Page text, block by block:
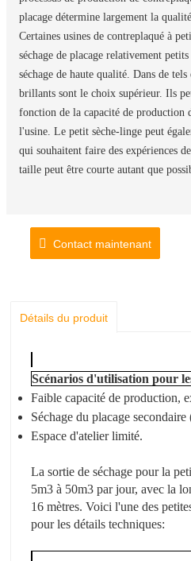
placage détermine largement la
Certaines usines de contreplaqué à
séchage de placage relativement
séchage de haute qualité. Dans de
brillants sont le choix supérieur. Ils
fonction de la capacité de production
l'usine. Le petit sèche-linge peut
qui souhaitent faire des expériences
taille peut être courte autant que
Contact maintenant
Détails du produit
Scénarios d'utilisation pour
Faible capacité de production,
Séchage du placage secondaire
Espace d'atelier limité.
La sortie de séchage pour la
5m3 à 50m3 par jour, avec la
16 mètres. Voici l'une des
pour les détails techniques: